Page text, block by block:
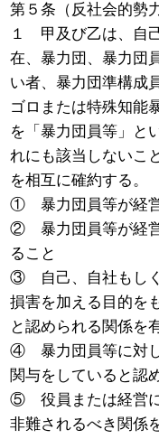
第５条（反社会的勢
１ 甲及び乙は、自
在、暴力団、暴力団
い者、暴力団準構成
ゴロまたは特殊知能
を「暴力団員等」と
れにも該当しないこ
を相互に確約する。
① 暴力団員等が経営
② 暴力団員等が経営
ること
③ 自己、自社もしく
損害を加える目的を
と認められる関係を
④ 暴力団員等に対し
関与をしていると認
⑤ 役員または経営に
非難されるべき関係